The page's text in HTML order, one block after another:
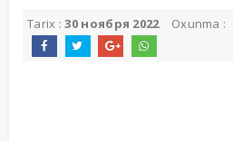
Tarix :30 ноября 2022 Oxunma :